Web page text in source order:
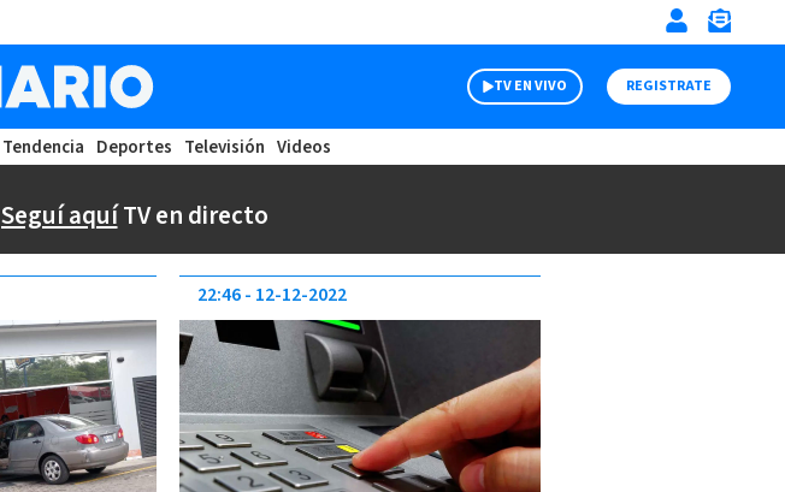
TV EN VIVO REGISTRATE
Tendencia Deportes Televisión Videos
Seguí aquíTV en directo
22:46 12-12-2022